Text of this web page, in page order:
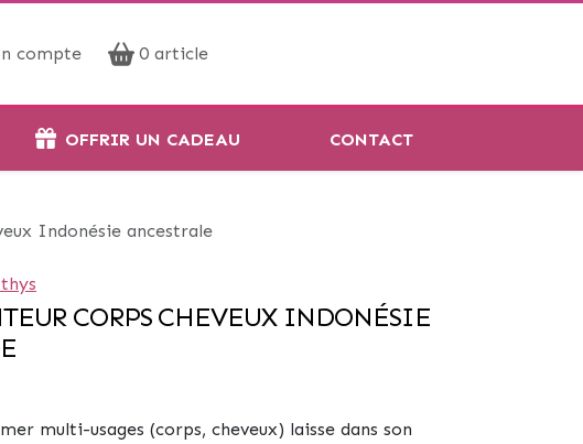
compte 0 article
OFFRIR UN CADEAU CONTACT
Indonésie ancestrale
CORPS CHEVEUX INDONÉSIE
multi-usages (corps, cheveux) laisse dans son